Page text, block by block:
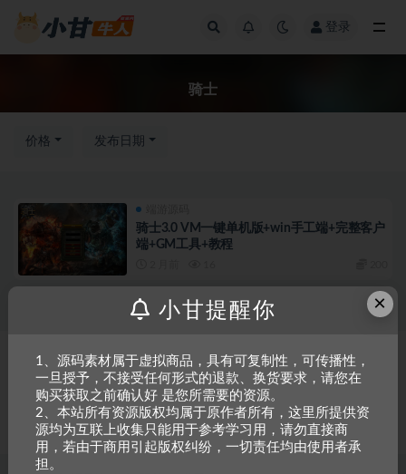
登录
骑士
价格 发布日期
骑士3.0 VM一键单机版+win手工端+完整客户
端+GM工具+教程
Copyright © 2023 小甘牛人资源网 - All rights reserved
粤ICP备2023002201
号-1
本站是一个坚持做精品资源的网站，会长期坚持更新资源，以共享为原则，尊
重原创，如需搬资源请先与站长沟通，恶意搬运封禁账号。
×
小甘提醒你
1、源码素材属于虚拟商品，具有可复制性，可传播性，
一旦授予，不接受任何形式的退款、换货要求，请您在
购买获取之前确认好 是您所需要的资源。
2、本站所有资源版权均属于原作者所有，这里所提供资
源均为互联上收集只能用于参考学习用，请勿直接商
用，若由于商用引起版权纠纷，一切责任均由使用者承
担。